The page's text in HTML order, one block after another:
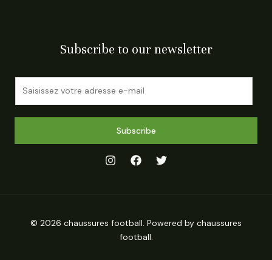
Subscribe to our newsletter
Subscribe
© 2026 chaussures football. Powered by chaussures
football.